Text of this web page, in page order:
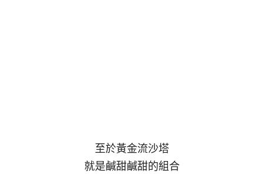
至於黃金流沙塔
就是鹹甜鹹甜的組合